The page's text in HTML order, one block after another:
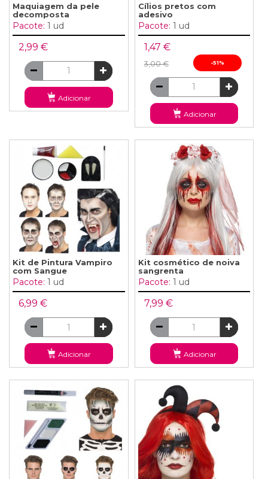
Maquiagem da pele
decomposta
Pacote: 1 ud
2,99 €
Adicionar
Cílios pretos com
adesivo
Pacote: 1 ud
1,47 €
3,00 € -51%
Adicionar
Kit de Pintura Vampiro
com Sangue
Pacote: 1 ud
6,99 €
Adicionar
Kit cosmético de noiva
sangrenta
Pacote: 1 ud
7,99 €
Adicionar